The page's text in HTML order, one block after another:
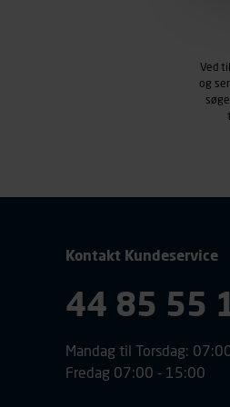
Ved
og
Kontakt Kundeservice
44 85 55
Mandag til Torsdag:
Fredag 07:00 - 15:00